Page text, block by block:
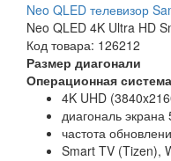
Neo QLED телевизор
Neo QLED 4K Ultra HD
Код товара: 126212
Размер диагонали
Операционная система
4K UHD
диагональ экрана
частота
Smart TV (Tizen),